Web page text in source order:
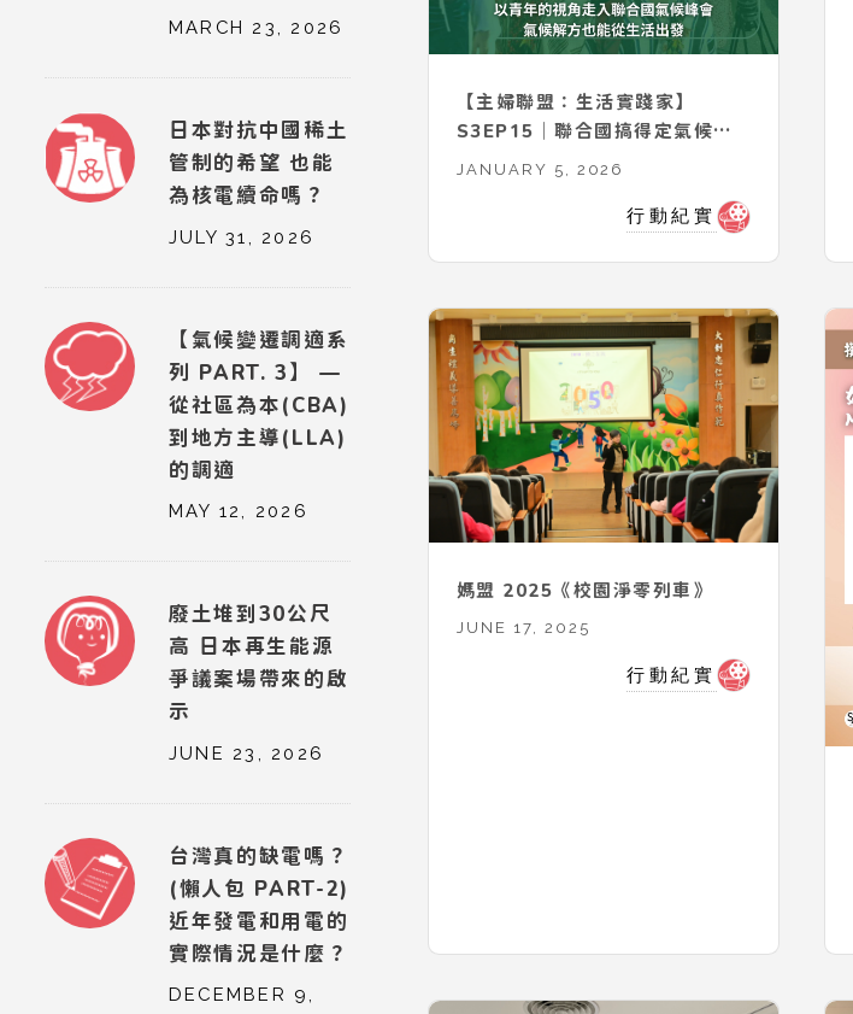
【主婦聯盟：生活實踐家】
S3EP15｜聯合國搞得定氣候變
遷嗎？COP30 後與青年團體聊
年氣候聯盟 黃業棠、媽媽氣候行
JANUARY 5, 2026
行動紀實
媽盟 2025《校園淨零列車》
JUNE 17, 2025
行動紀實
MARCH 23, 2026
日本對抗中國稀土
管制的希望 也能
為核電續命嗎？
JULY 31, 2026
【氣候變遷調適系
列 PART. 3】 —
從社區為本(CBA)
到地方主導(LLA)
的調適
MAY 12, 2026
廢土堆到30公尺
高 日本再生能源
爭議案場帶來的啟
示
JUNE 23, 2026
台灣真的缺電嗎？
(懶人包 PART-2)
近年發電和用電的
實際情況是什麼？
DECEMBER 9,